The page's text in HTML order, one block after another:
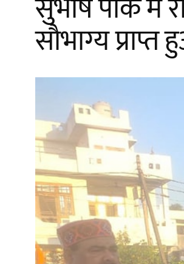
सौभाग्य प्राप्त